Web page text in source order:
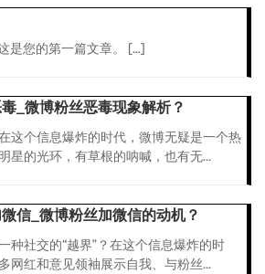
是您的第一篇文章。 […]
_微博粉丝恶毒现象解析？
这个信息爆炸的时代，微博无疑是一个热
星的光环，有草根的呐喊，也有无...
信_微博粉丝加微信的动机？
种社交的“越界”？在这个信息爆炸的时
网红和意见领袖展示自我、与粉丝...